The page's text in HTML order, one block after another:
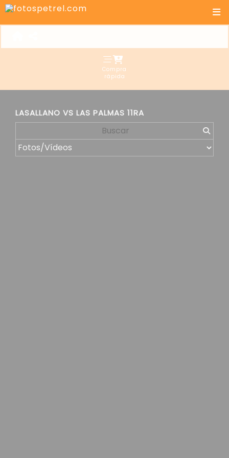
Compra
rápida
LASALLANO VS LAS PALMAS 11RA